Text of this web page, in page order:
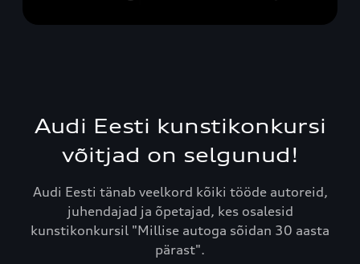
Audi Eesti kunstikonkursi
võitjad on selgunud!
Audi Eesti tänab veelkord kõiki tööde autoreid,
juhendajad ja õpetajad, kes osalesid
kunstikonkursil "Millise autoga sõidan 30 aasta
pärast".